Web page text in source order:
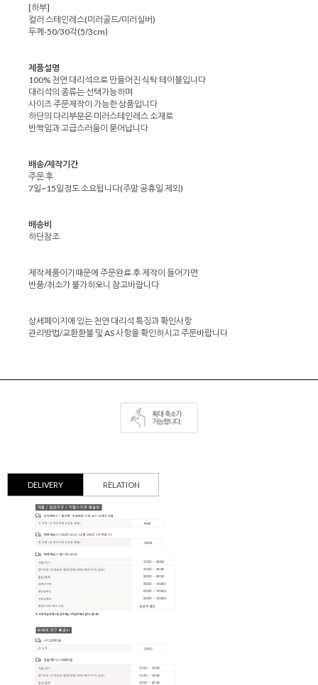
[하부]
컬러 스테인레스(미러골드/미러실버)
두께-50/30각(5/3cm)
제품설명
100% 천연 대리석으로 만들어진 식탁 테이블입니다
대리석의 종류는 선택가능하며
사이즈 주문제작이 가능한 상품입니다
하단의 다리부분은 미러스테인레스 소재로
반짝임과 고급스러움이 묻어납니다
배송/제작기간
주문 후
7일~15일정도 소요됩니다(주말 공휴일 제외)
배송비
하단참조
제작제품이기때문에 주문완료 후 제작이 들어가면
반품/취소가 불가하오니 참고바랍니다
상세페이지에 있는 천연 대리석 특징과 확인사항
관리방법/교환환불 및 AS 사항을 확인하시고 주문바랍니다
DELIVERY RELATION